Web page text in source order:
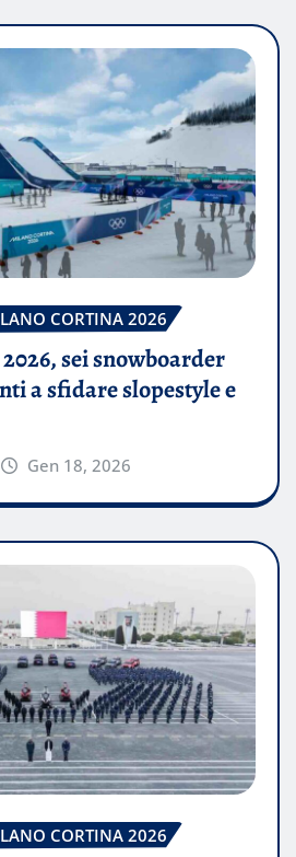
CORTINA 2026
sei snowboarder
a sfidare slopestyle e
Gen 18, 2026
CORTINA 2026